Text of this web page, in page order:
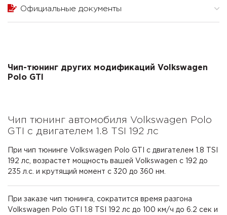
Официальные документы
Чип-тюнинг других модификаций Volkswagen
Polo GTI
Чип тюнинг автомобиля Volkswagen Polo
GTI с двигателем 1.8 TSI 192 лс
При чип тюнинге Volkswagen Polo GTI с двигателем 1.8 TSI
192 лс, возрастет мощность вашей Volkswagen с 192 до
235 л.с. и крутящий момент с 320 до 360 нм.
При заказе чип тюнинга, сократится время разгона
Volkswagen Polo GTI 1.8 TSI 192 лс до 100 км/ч до 6.2 сек и